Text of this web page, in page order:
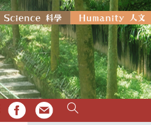
FB EMAIL